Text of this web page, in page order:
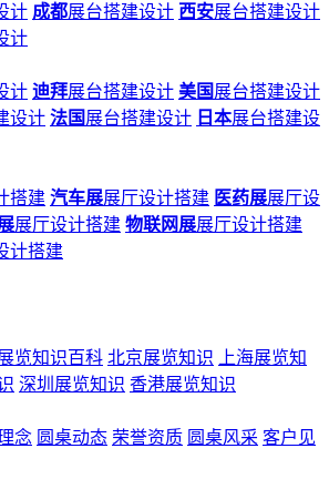
计 成都展台搭建设计 西安展台搭建设计
计
计 迪拜展台搭建设计 美国 展台搭建设计
设计 法国 展台搭建设计 日本展台搭建设
搭建 汽车展展厅设计搭建 医药展展厅设
展厅设计搭建 物联网展展厅设计搭建
计搭建
览知识百科 北京展览知识
上海展览知
深圳展览知识 香港展览知识
念 圆桌动态 荣誉资质 圆桌风采 客户见